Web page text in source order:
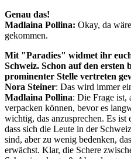
Genau das!
Madlaina Pollina: Okay, da
gekommen.
Mit "Paradies" widmet ihr
Schweiz. Schon auf den ersten
prominenter Stelle vertreten
Nora Steiner: Das wird immer
Madlaina Pollina: Die Frage ist,
verpacken können, bevor es
wichtig, das anzusprechen. Es ist
dass sich die Leute in der
sind, aber zu wenig bedenken,
erwächst. Klar, die Schere